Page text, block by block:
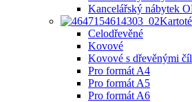
Kancelářský nábytek
Celodřevěné
Kovové
Kovové s dřevěnými
Pro formát A4
Pro formát A5
Pro formát A6